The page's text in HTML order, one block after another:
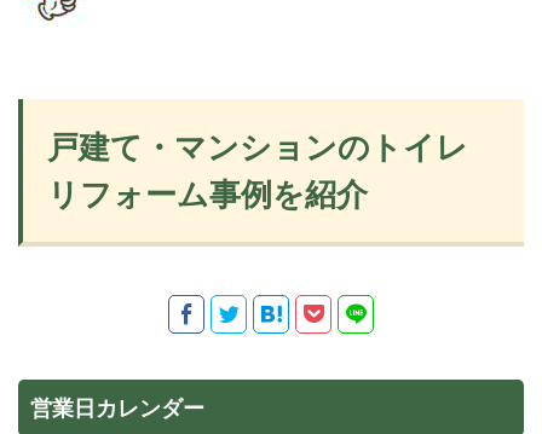
戸建て・マンションのトイレ
リフォーム事例を紹介
営業日カレンダー